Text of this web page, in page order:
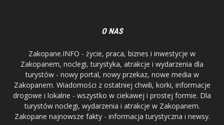
O NAS
Zakopane.INFO - życie, praca, biznes i inwestycje w
Zakopanem, noclegi, turystyka, atrakcje i wydarzenia dla
turystów - nowy portal, nowy przekaz, nowe media w
Zakopanem. Wiadomości z ostatniej chwili, korki, informacje
drogowe i lokalne - wszystko w ciekawej i prostej formie. Dla
turystów noclegi, wydarzenia i atrakcje w Zakopanem.
Zakopane najnowsze fakty - informacja turystyczna i newsy.